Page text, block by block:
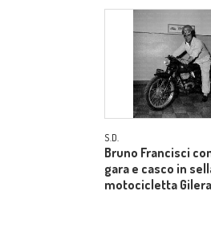
S.D.
Bruno Francisci
gara e casco in
motocicletta